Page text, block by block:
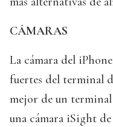
CÁMARAS
La cámara del
fuertes del terminal
mejor de un
una cámara iSight